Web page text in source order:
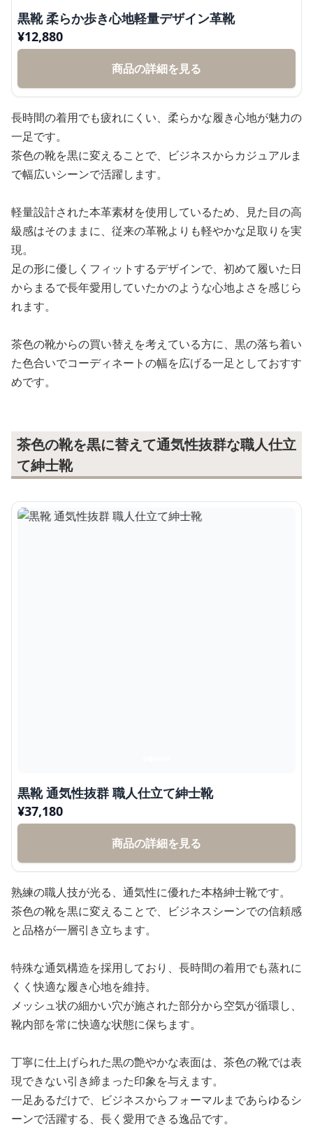
黒靴 柔らか歩き心地軽量デザイン革靴
¥12,880
商品の詳細を見る
長時間の着用でも疲れにくい、柔らかな履き心地が魅力の
一足です。
茶色の靴を黒に変えることで、ビジネスからカジュアルま
で幅広いシーンで活躍します。
軽量設計された本革素材を使用しているため、見た目の高
級感はそのままに、従来の革靴よりも軽やかな足取りを実
現。
足の形に優しくフィットするデザインで、初めて履いた日
からまるで長年愛用していたかのような心地よさを感じら
れます。
茶色の靴からの買い替えを考えている方に、黒の落ち着い
た色合いでコーディネートの幅を広げる一足としておすす
めです。
茶色の靴を黒に替えて通気性抜群な職人仕立
て紳士靴
黒靴 通気性抜群 職人仕立て紳士靴
¥37,180
商品の詳細を見る
熟練の職人技が光る、通気性に優れた本格紳士靴です。
茶色の靴を黒に変えることで、ビジネスシーンでの信頼感
と品格が一層引き立ちます。
特殊な通気構造を採用しており、長時間の着用でも蒸れに
くく快適な履き心地を維持。
メッシュ状の細かい穴が施された部分から空気が循環し、
靴内部を常に快適な状態に保ちます。
丁寧に仕上げられた黒の艶やかな表面は、茶色の靴では表
現できない引き締まった印象を与えます。
一足あるだけで、ビジネスからフォーマルまであらゆるシ
ーンで活躍する、長く愛用できる逸品です。